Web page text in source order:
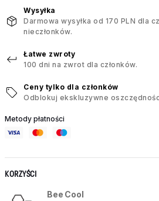
Wysyłka
Darmowa wysyłka od 170 PLN dla
nieczłonków.
Łatwe zwroty
100 dni na zwrot dla członków.
Ceny tylko dla członków
Odblokuj ekskluzywne
Metody płatności
KORZYŚCI
Bee Cool